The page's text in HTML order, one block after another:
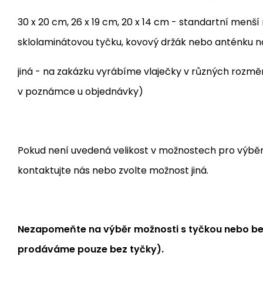
30 x 20 cm, 26 x 19 cm, 20 x 14 cm - standartní
sklolaminátovou tyčku, kovový držák nebo anténku
jiná - na zakázku vyrábíme vlaječky v různých
v poznámce u objednávky)
Pokud není uvedená velikost v možnostech pro
kontaktujte nás nebo zvolte možnost jiná.
Nezapomeňte na výběr možnosti s tyčkou nebo
prodáváme pouze bez tyčky).